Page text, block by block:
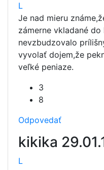
L
Je nad mieru
zámerne vkladané
nevzbudzovalo
vyvolať dojem,že
veľké peniaze.
3
8
Odpovedať
kikika
L